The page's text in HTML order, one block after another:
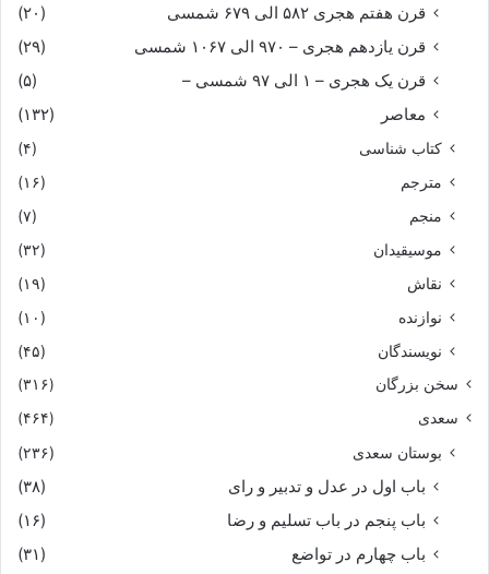
قرن هفتم هجری ۵۸۲ الی ۶۷۹ شمسی
(۲۰)
قرن یازدهم هجری – ۹۷۰ الی ۱۰۶۷ شمسی
(۲۹)
قرن یک هجری – ۱ الی ۹۷ شمسی –
(۵)
معاصر
(۱۳۲)
کتاب شناسی
(۴)
مترجم
(۱۶)
منجم
(۷)
موسیقیدان
(۳۲)
نقاش
(۱۹)
نوازنده
(۱۰)
نویسندگان
(۴۵)
سخن بزرگان
(۳۱۶)
سعدی
(۴۶۴)
بوستان سعدی (۲۳۶)
باب اول در عدل و تدبیر و رای
(۳۸)
باب پنجم در باب تسلیم و رضا
(۱۶)
باب چهارم در تواضع
(۳۱)